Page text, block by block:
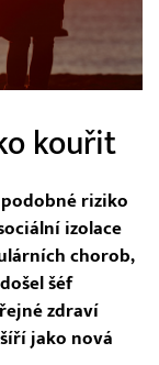
kouřit
riziko
izolace
chorob,
šéf
zdraví
jako nová